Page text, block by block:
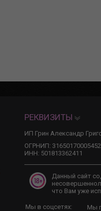
РЕКВИЗИТЫ
ИП Грин Александр
ОГРНИП:
ИНН: 501813362411
Данный сайт
что Вам уже
Мы в соцсетях: Мы